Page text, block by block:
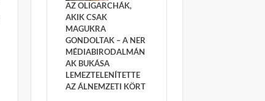
AZ OLIGARCHÁK,
AKIK CSAK
MAGUKRA
GONDOLTAK – A NER
MÉDIABIRODALMÁN
AK BUKÁSA
LEMEZTELENÍTETTE
AZ ÁLNEMZETI KÖRT